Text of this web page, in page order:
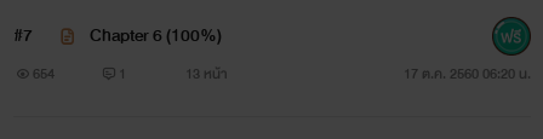
เพื่อปลดปล่อยความช้ำยามค่ำคืนดีกว่า
แต่ใครจะนึกละว่า นั่นจะเปลี่ยนชีวิตเขา ให้ต้องกลายมาเป็นคนรัก
#7 Chapter 6 (100%)
654 1 13 หน้า 17 ต.ค. 2560 06:20 น.